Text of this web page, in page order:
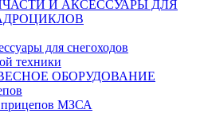
И АКСЕССУАРЫ ДЛЯ
для снегоходов
техники
ОБОРУДОВАНИЕ
МЗСА